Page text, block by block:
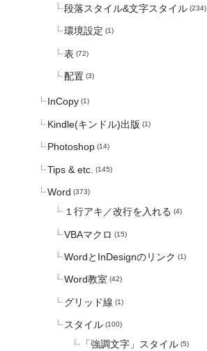
段落スタイル&文字スタイル (234)
環境設定 (1)
表 (72)
配置 (3)
InCopy (1)
Kindle(キンドル)出版 (1)
Photoshop (14)
Tips & etc. (145)
Word (373)
１行アキ／改行を入れる (4)
VBAマクロ (15)
WordとInDesignのリンク (1)
Word教室 (42)
グリッド線 (1)
スタイル (100)
「強調文字」スタイル (5)